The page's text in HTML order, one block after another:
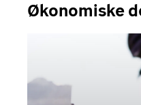
Økonomiske